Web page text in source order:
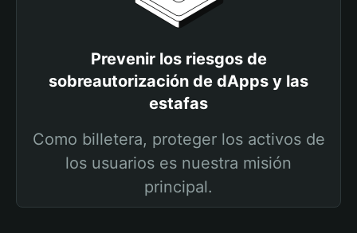
Prevenir los riesgos de
sobreautorización de dApps y las
estafas
Como billetera, proteger los activos de
los usuarios es nuestra misión
principal.